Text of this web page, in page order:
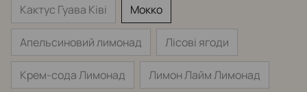
Кактус Гуава Ківі Мокко
Апельсиновий лимонад Лісові ягоди
Крем-сода Лимонад Лимон Лайм Лимонад